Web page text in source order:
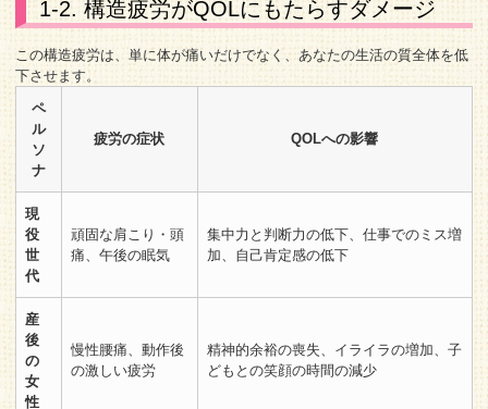
1-2. 構造疲労がQOLにもたらすダメージ
この構造疲労は、単に体が痛いだけでなく、あなたの生活の質全体を低
下させます。
ペ
ル
ソ
ナ
疲労の症状 QOLへの影響
現
役
世
代
頑固な肩こり・頭
痛、午後の眠気
集中力と判断力の低下、仕事でのミス増
加、自己肯定感の低下
産
後
の
女
性
慢性腰痛、動作後
の激しい疲労
精神的余裕の喪失、イライラの増加、子
どもとの笑顔の時間の減少